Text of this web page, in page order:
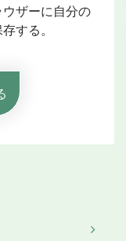
ザーに自分の
する。